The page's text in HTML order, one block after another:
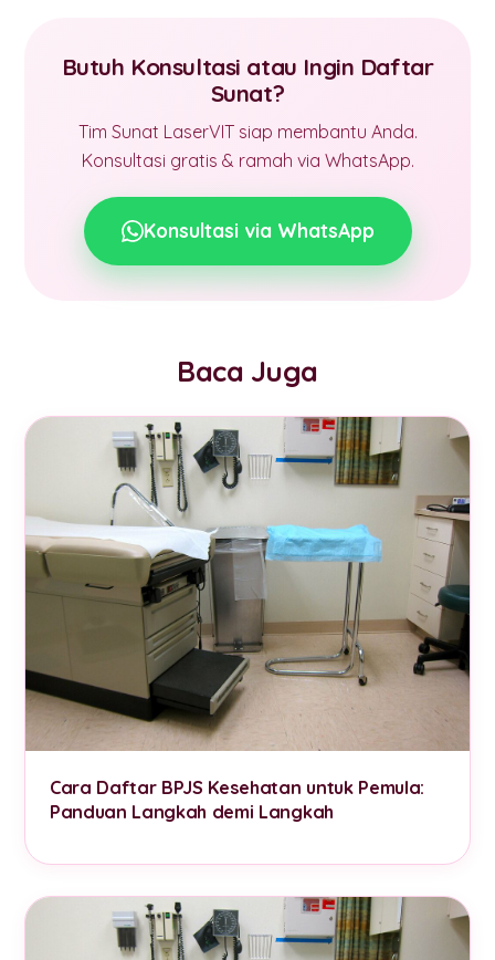
Butuh Konsultasi atau Ingin Daftar
Sunat?
Tim Sunat LaserVIT siap membantu Anda.
Konsultasi gratis & ramah via WhatsApp.
Konsultasi via WhatsApp
Baca Juga
Cara Daftar BPJS Kesehatan untuk Pemula:
Panduan Langkah demi Langkah